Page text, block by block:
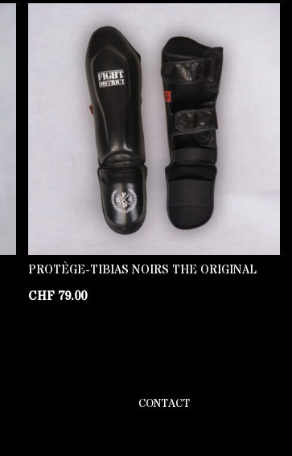
PROTÈGE-TIBIAS NOIRS THE ORIGINAL
CHF 79.00
CONTACT